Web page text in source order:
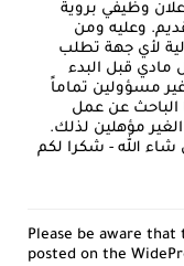
وظيفي بروية
وعليه ومن
لأي جهة تطلب
قبل البدء
مسؤولين تماماً
الباحث عن عمل
مؤهلين لذلك.
شاء الله - شكرا لكم
Please be aware
posted on the